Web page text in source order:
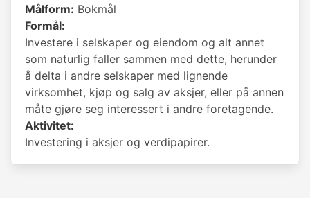
Målform: Bokmål
Formål:
Investere i selskaper og eiendom og alt annet
som naturlig faller sammen med dette, herunder
å delta i andre selskaper med lignende
virksomhet, kjøp og salg av aksjer, eller på annen
måte gjøre seg interessert i andre foretagende.
Aktivitet:
Investering i aksjer og verdipapirer.